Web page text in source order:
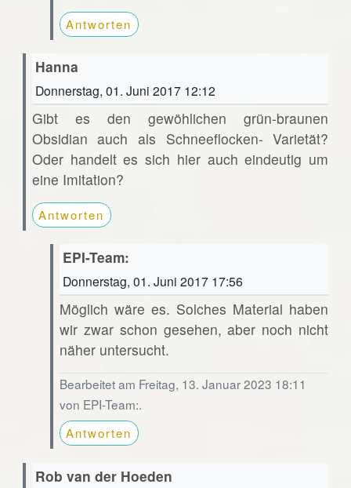
Antworten
Hanna
Donnerstag, 01. Juni 2017 12:12
Gibt es den gewöhlichen grün-braunen
Obsidian auch als Schneeflocken- Varietät?
Oder handelt es sich hier auch eindeutig um
eine Imitation?
Antworten
EPI-Team:
Donnerstag, 01. Juni 2017 17:56
Möglich wäre es. Solches Material haben
wir zwar schon gesehen, aber noch nicht
näher untersucht.
Bearbeitet am Freitag, 13. Januar 2023 18:11
von EPI-Team:.
Antworten
Rob van der Hoeden